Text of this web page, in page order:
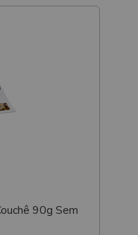
90g Sem